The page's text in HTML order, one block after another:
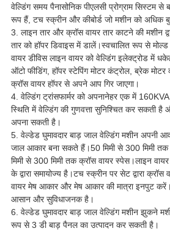
वेल्डिंग समय पैनासोनिक पीएलसी प्रोग्राम सिस्टम
रूप हैं, टच स्क्रीन और कीबोर्ड जो मशीन को अधिक
3. लाइन तार और क्रॉस वायर तार काटने की मशीन
तार को हॉपर डिवाइस में डालें।स्वचालित रूप से मोल्ड
वायर डीविस लाइन वायर को वेल्डिंग इलेक्ट्रोड में
ऑटो फीडिंग, हॉपर स्टेपिंग मोटर कंट्रोल, ब्रेक मोटर
क्रॉस वायर हॉपर से अपने आप गिर जाएगा।
4. वेल्डिंगट्रांसफार्मर को अपनानेहर एक में 160KVA
स्थिति में वेल्डिंग की गुणवत्ता सुनिश्चित कर सकती है
अपना सकती है।
5. वेल्डेड घुमावदार बाड़ जाल वेल्डिंग मशीन अपनी
जाल आकार बना सकते हैं।50 मिमी से 300 मिमी
मिमी से 300 मिमी तक क्रॉस वायर स्पेस।लाइन वायर
के द्वारा समायोज्य है।टच स्क्रीन पर सेट द्वारा
वायर मेष आकार और मेष आकार की मात्रा इनपुट
आसान और सुविधाजनक है।
6. वेल्डेड घुमावदार बाड़ जाल वेल्डिंग मशीन झुकने
रूप से 3 डी बाड़ पैनल का उत्पादन कर सकती है।